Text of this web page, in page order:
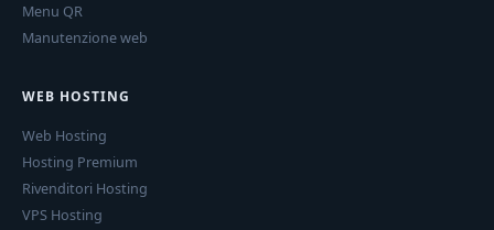
Menu QR
Manutenzione web
WEB HOSTING
Web Hosting
Hosting Premium
Rivenditori Hosting
VPS Hosting